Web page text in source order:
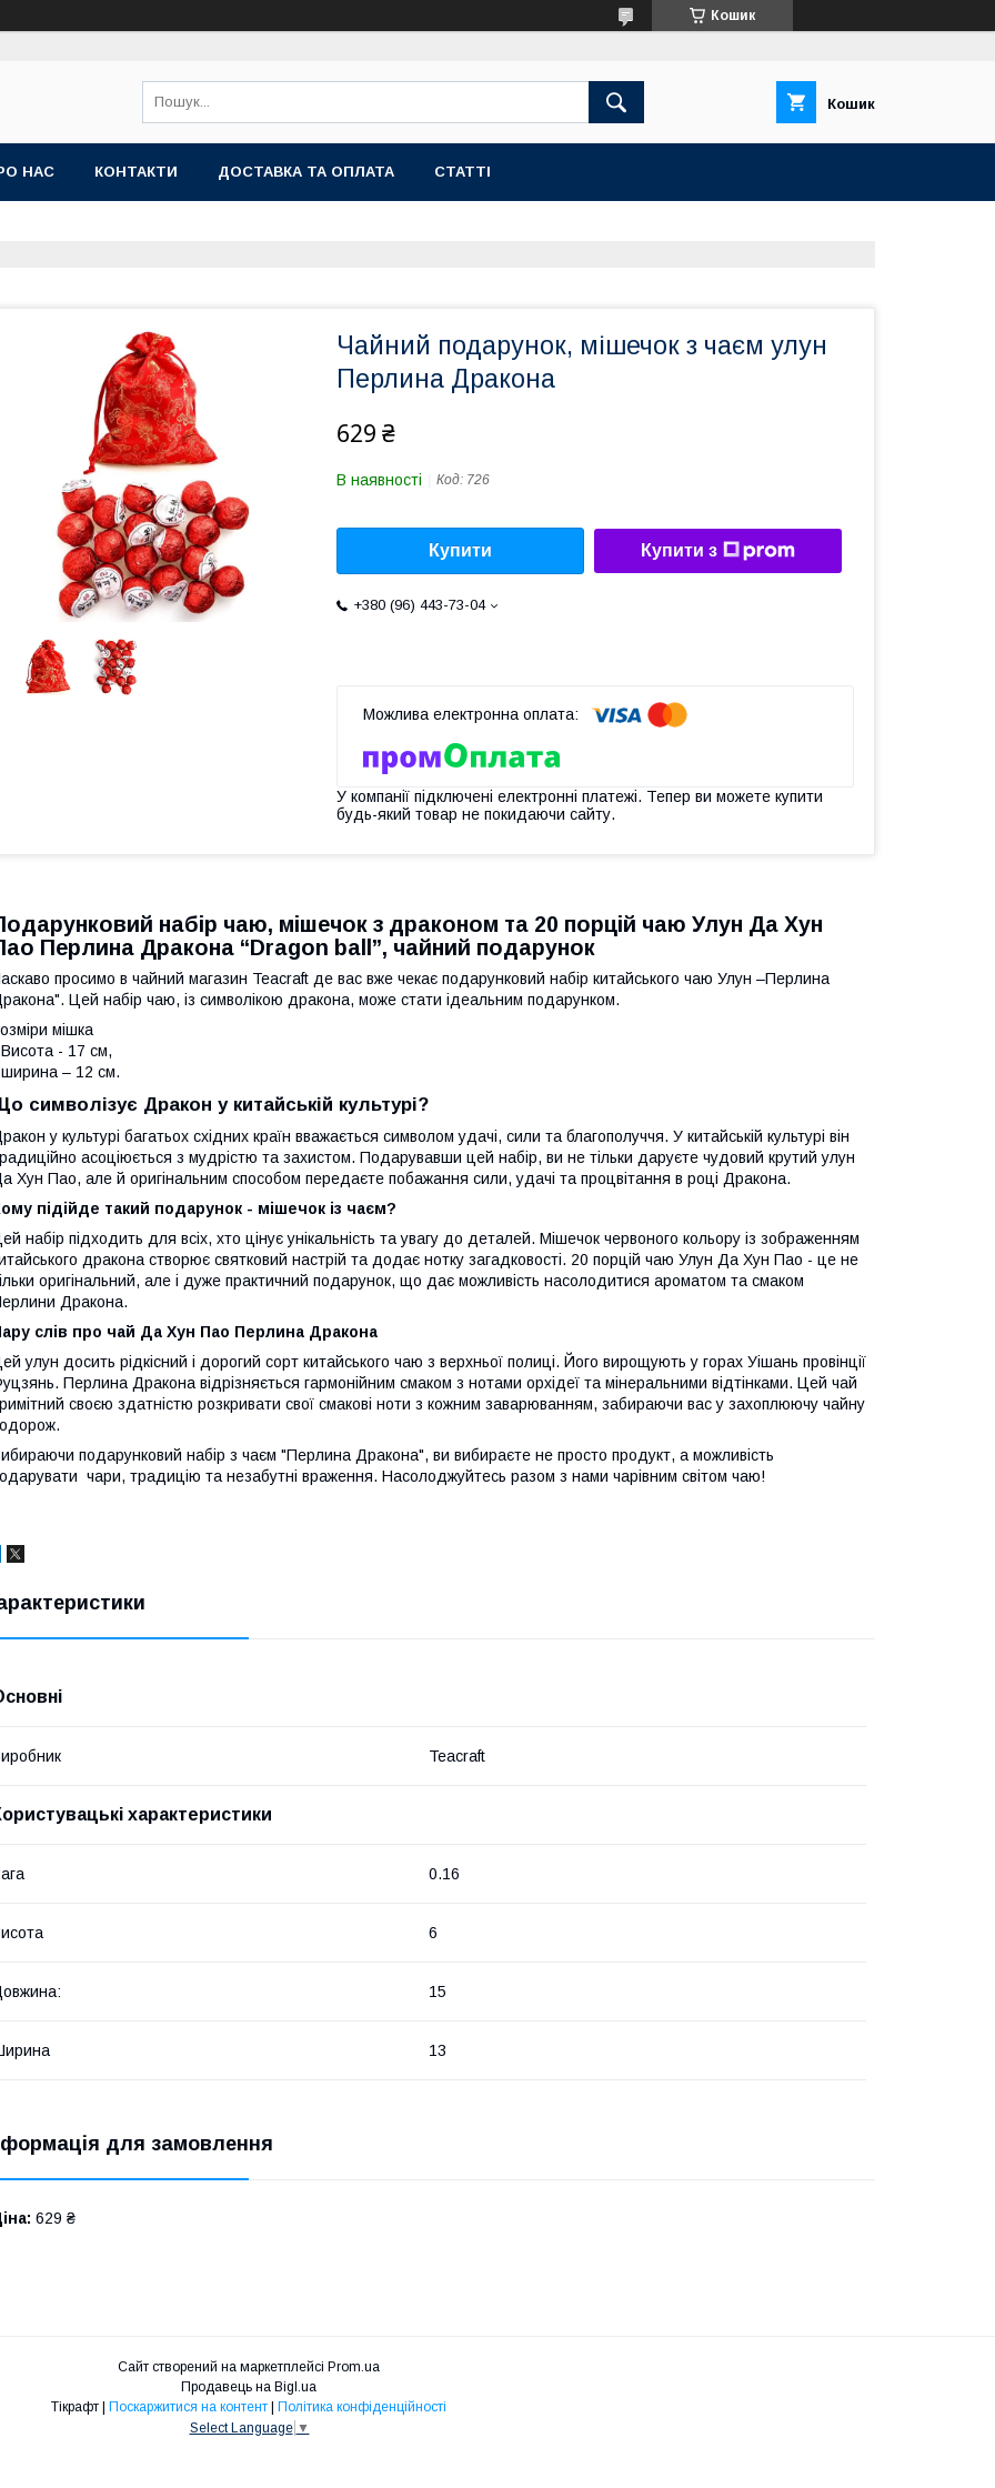
Кошик
Кошик
НАС КОНТАКТИ ДОСТАВКА ТА ОПЛАТА СТАТТІ
Чайний подарунок, мішечок з чаєм улун
Перлина Дракона
629 ₴
В наявності Код: 726
Купити Купити з
+380 (96) 443-73-04
У компанії підключені електронні платежі. Тепер ви можете купити
будь-який товар не покидаючи сайту.
набір чаю, мішечок з драконом та 20 порцій чаю Улун Да Хун
Перлина Дракона “Dragon ball”, чайний подарунок
просимо в чайний магазин Teacraft де вас вже чекає подарунковий набір китайського чаю Улун –Перлина
Цей набір чаю, із символікою дракона, може стати ідеальним подарунком.
мішка
- 17 см,
– 12 см.
символізує Дракон у китайській культурі?
у культурі багатьох східних країн вважається символом удачі, сили та благополуччя. У китайській культурі він
асоціюється з мудрістю та захистом. Подарувавши цей набір, ви не тільки даруєте чудовий крутий улун
Хун Пао, але й оригінальним способом передаєте побажання сили, удачі та процвітання в році Дракона.
підійде такий подарунок - мішечок із чаєм?
набір підходить для всіх, хто цінує унікальність та увагу до деталей. Мішечок червоного кольору із зображенням
дракона створює святковий настрій та додає нотку загадковості. 20 порцій чаю Улун Да Хун Пао - це не
оригінальний, але і дуже практичний подарунок, що дає можливість насолодитися ароматом та смаком
Дракона.
слів про чай Да Хун Пао Перлина Дракона
улун досить рідкісний і дорогий сорт китайського чаю з верхньої полиці. Його вирощують у горах Уішань провінції
Перлина Дракона відрізняється гармонійним смаком з нотами орхідеї та мінеральними відтінками. Цей чай
своєю здатністю розкривати свої смакові ноти з кожним заварюванням, забираючи вас у захоплюючу чайну
подарунковий набір з чаєм "Перлина Дракона", ви вибираєте не просто продукт, а можливість
чари, традицію та незабутні враження. Насолоджуйтесь разом з нами чарівним світом чаю!
Teacraft
характеристики
0.16
6
15
13
для замовлення
629 ₴
Сайт створений на маркетплейсі Prom.ua
Продавець на Bigl.ua
Поскаржитися на контент
Політика конфіденційності
Select Language ▼